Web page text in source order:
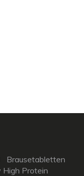
Brausetabletten
High Protein